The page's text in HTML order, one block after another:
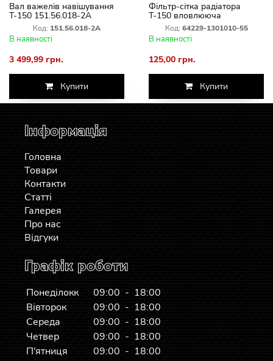
Вал важелів навішування
Т-150 151.56.018-2А
Код: 151.56.018-2А
В наявності
3 499,99 грн.
Купити
Фільтр-сітка радіатора
Т-150 вловлююча
Код: 64229-1301010-55
В наявності
125,00 грн.
Купити
Інформація
Головна
Товари
Контакти
Статті
Галерея
Про нас
Відгуки
Графік роботи
Понеділокк
09:00 - 18:00
Вівторок
09:00 - 18:00
Середа
09:00 - 18:00
Четвер
09:00 - 18:00
П'ятниця
09:00 - 18:00